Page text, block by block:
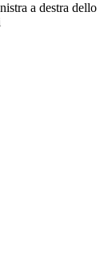
a destra dello